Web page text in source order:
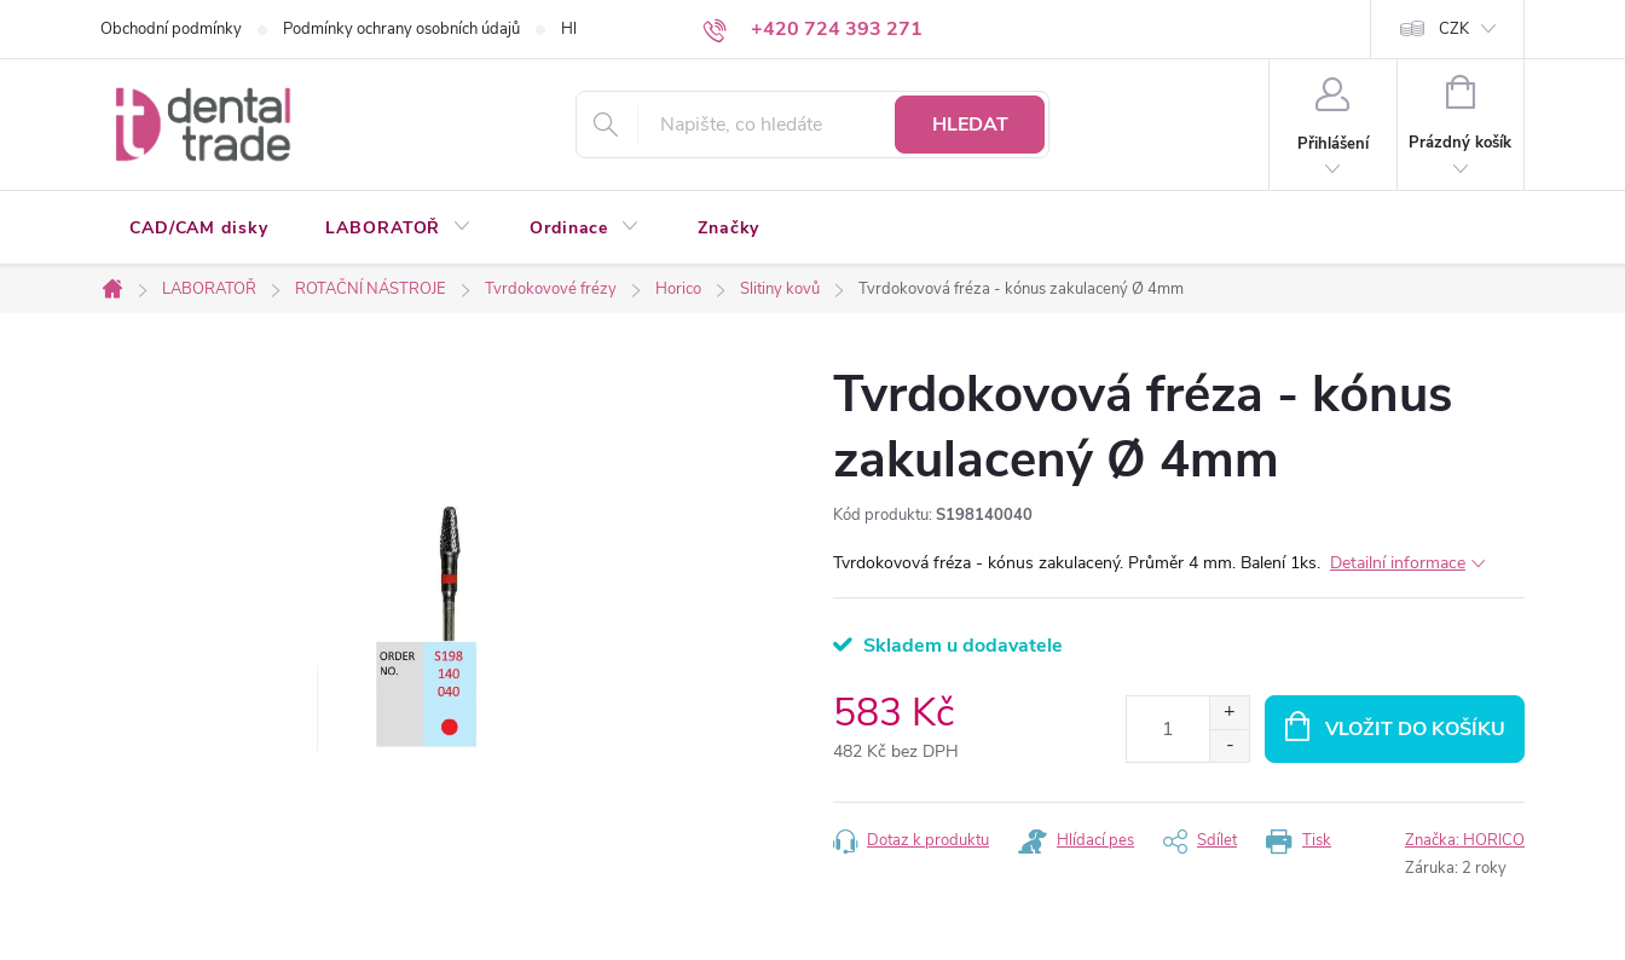
+420 724 393 271
Obchodní podmínky Podmínky ochrany osobních údajů Hledáte a nenacházíte? Napište nám CZK
HLEDAT
Přihlášení
NÁKUPNÍ
Prázdný košík
CAD/CAM disky LABORATOŘ Ordinace Značky
Domů
LABORATOŘ ROTAČNÍ NÁSTROJE Tvrdokovové frézy Horico Slitiny kovů Tvrdokovová fréza - kónus zakulacený Ø 4mm
Tvrdokovová fréza - kónus
zakulacený Ø 4mm
Kód produktu: S198140040
Tvrdokovová fréza - kónus zakulacený. Průměr 4 mm. Balení 1ks. Detailní informace
Skladem u dodavatele
583 Kč
482 Kč bez DPH
cena:
VLOŽIT DO KOŠÍKU
Tisk
Dotaz k produktu Hlídací pes Sdílet Značka: HORICO
Záruka: 2 roky